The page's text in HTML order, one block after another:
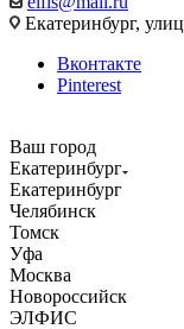
Екатеринбург,
Вконтакте
Pinterest
Ваш город
Екатеринбург
Екатеринбург
Челябинск
Томск
Уфа
Москва
Новороссийск
ЭЛФИС